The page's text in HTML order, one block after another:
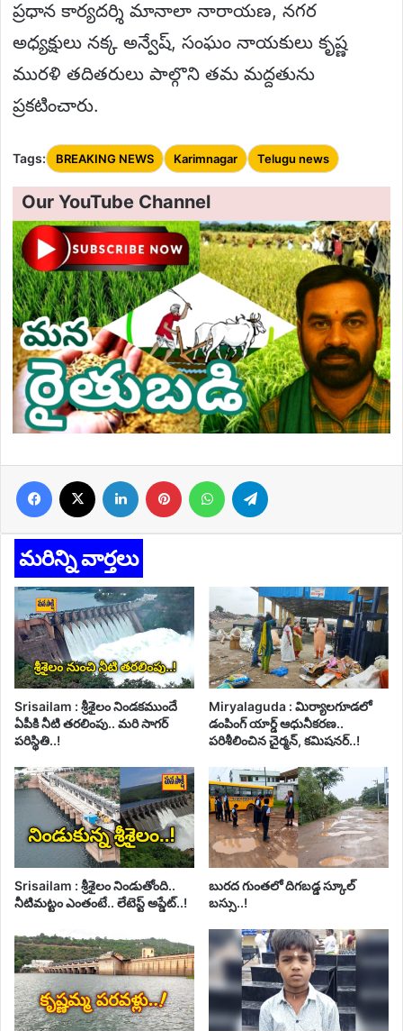
ప్రధాన కార్యదర్శి మానాలా నారాయణ, నగర
అధ్యక్షులు నక్క అన్వేష్, సంఘం నాయకులు కృష్ణ
మురళి తదితరులు పాల్గొని తమ మద్దతును
ప్రకటించారు.
Tags: BREAKING NEWS Karimnagar Telugu news
Our YouTube Channel
Facebook LinkedIn Pinterest WhatsApp
మరిన్ని వార్తలు
Srisailam : శ్రీశైలం నిండకముందే
ఏపీకి నీటి తరలింపు.. మరి సాగర్
పరిస్థితి..!
Miryalaguda : మిర్యాలగూడలో
డంపింగ్ యార్డ్ ఆధునీకరణ..
పరిశీలించిన చైర్మన్, కమిషనర్..!
Srisailam : శ్రీశైలం నిండుతోంది..
నీటిమట్టం ఎంతంటే.. లేటెస్ట్ అప్డేట్..!
బురద గుంతలో దిగబడ్డ స్కూల్
బస్సు..!